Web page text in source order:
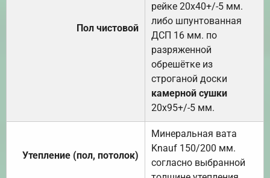
Пол чистовой
рейке 20х40+/-5 мм.
либо шпунтованная
ДСП 16 мм. по
разряженной
обрешётке из
строганой доски
камерной сушки
20х95+/-5 мм.
Утепление (пол, потолок)
Минеральная вата
Knauf 150/200 мм.
согласно выбранной